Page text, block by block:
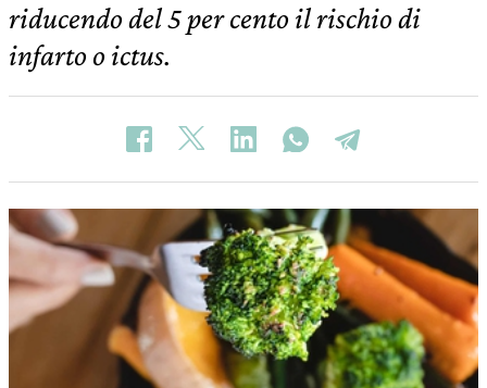
riducendo del 5 per cento il rischio di
infarto o ictus.